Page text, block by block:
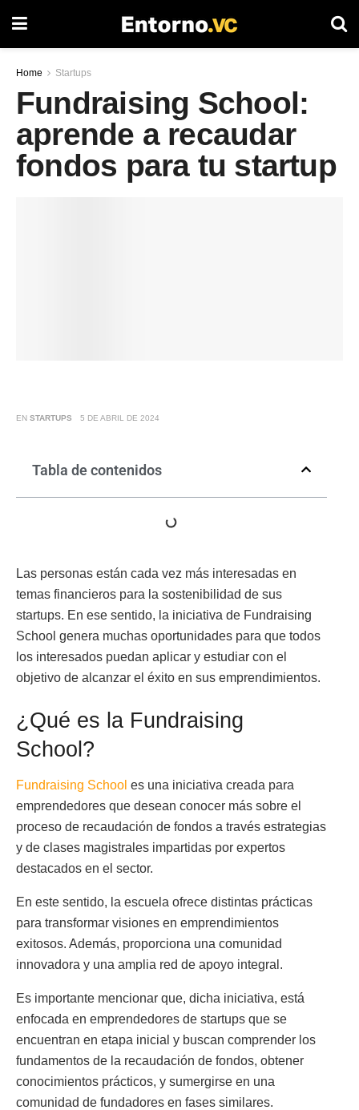
Home Startups
Fundraising School:
aprende a recaudar
fondos para tu startup
EN STARTUPS 5 DE ABRIL DE 2024
Tabla de contenidos
Las personas están cada vez más interesadas en
temas financieros para la sostenibilidad de sus
startups. En ese sentido, la iniciativa de Fundraising
School genera muchas oportunidades para que todos
los interesados puedan aplicar y estudiar con el
objetivo de alcanzar el éxito en sus emprendimientos.
¿Qué es la Fundraising
School?
Fundraising School es una iniciativa creada para
emprendedores que desean conocer más sobre el
proceso de recaudación de fondos a través estrategias
y de clases magistrales impartidas por expertos
destacados en el sector.
En este sentido, la escuela ofrece distintas prácticas
para transformar visiones en emprendimientos
exitosos. Además, proporciona una comunidad
innovadora y una amplia red de apoyo integral.
Es importante mencionar que, dicha iniciativa, está
enfocada en emprendedores de startups que se
encuentran en etapa inicial y buscan comprender los
fundamentos de la recaudación de fondos, obtener
conocimientos prácticos, y sumergirse en una
comunidad de fundadores en fases similares.